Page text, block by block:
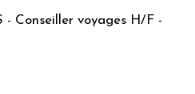
- Conseiller voyages H/F -